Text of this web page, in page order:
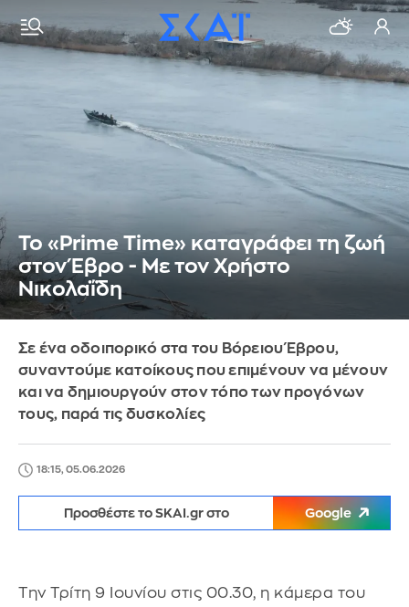
Το «Prime Time» καταγράφει τη ζωή
στον Έβρο - Με τον Χρήστο
Νικολαΐδη
Σε ένα οδοιπορικό στα του Βόρειου Έβρου,
συναντούμε κατοίκους που επιμένουν να μένουν
και να δημιουργούν στον τόπο των προγόνων
τους, παρά τις δυσκολίες
18:15, 05.06.2026
Προσθέστε το SKAI.gr στο Google
Την Τρίτη 9 Ιουνίου στις 00.30, η κάμερα του